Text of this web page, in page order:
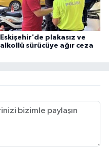
Eskişehir'de plakasız ve
alkollü sürücüye ağır ceza